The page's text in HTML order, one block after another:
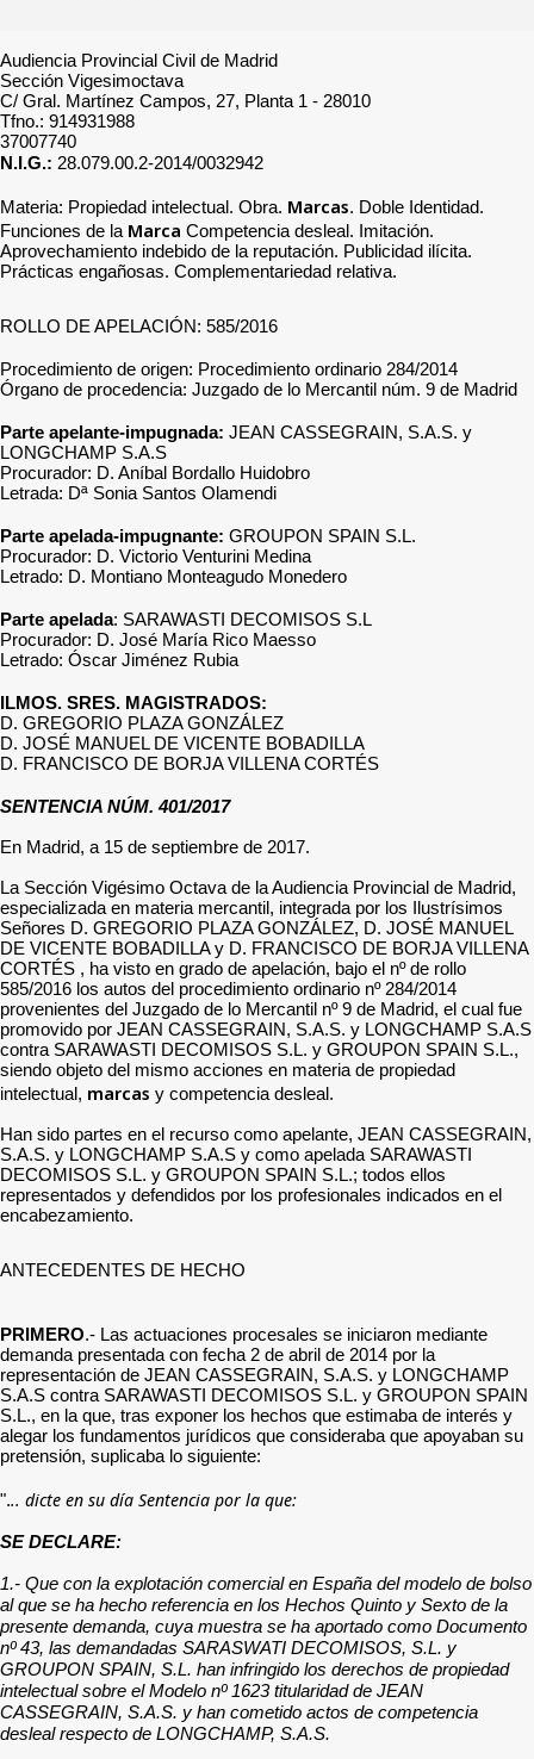
Audiencia Provincial Civil de Madrid
Sección Vigesimoctava
C/ Gral. Martínez Campos, 27, Planta 1 - 28010
Tfno.: 914931988
37007740
N.I.G.: 28.079.00.2-2014/0032942
Materia: Propiedad intelectual. Obra. Marcas. Doble Identidad.
Funciones de la Marca Competencia desleal. Imitación.
Aprovechamiento indebido de la reputación. Publicidad ilícita.
Prácticas engañosas. Complementariedad relativa.
ROLLO DE APELACIÓN: 585/2016
Procedimiento de origen: Procedimiento ordinario 284/2014
Órgano de procedencia: Juzgado de lo Mercantil núm. 9 de Madrid
Parte apelante-impugnada: JEAN CASSEGRAIN, S.A.S. y
LONGCHAMP S.A.S
Procurador: D. Aníbal Bordallo Huidobro
Letrada: Dª Sonia Santos Olamendi
Parte apelada-impugnante: GROUPON SPAIN S.L.
Procurador: D. Victorio Venturini Medina
Letrado: D. Montiano Monteagudo Monedero
Parte apelada: SARAWASTI DECOMISOS S.L
Procurador: D. José María Rico Maesso
Letrado: Óscar Jiménez Rubia
ILMOS. SRES. MAGISTRADOS:
D. GREGORIO PLAZA GONZÁLEZ
D. JOSÉ MANUEL DE VICENTE BOBADILLA
D. FRANCISCO DE BORJA VILLENA CORTÉS
SENTENCIA NÚM. 401/2017
En Madrid, a 15 de septiembre de 2017.
La Sección Vigésimo Octava de la Audiencia Provincial de Madrid,
especializada en materia mercantil, integrada por los Ilustrísimos
Señores D. GREGORIO PLAZA GONZÁLEZ, D. JOSÉ MANUEL
DE VICENTE BOBADILLA y D. FRANCISCO DE BORJA VILLENA
CORTÉS , ha visto en grado de apelación, bajo el nº de rollo
585/2016 los autos del procedimiento ordinario nº 284/2014
provenientes del Juzgado de lo Mercantil nº 9 de Madrid, el cual fue
promovido por JEAN CASSEGRAIN, S.A.S. y LONGCHAMP S.A.S
contra SARAWASTI DECOMISOS S.L. y GROUPON SPAIN S.L.,
siendo objeto del mismo acciones en materia de propiedad
intelectual, marcas y competencia desleal.
Han sido partes en el recurso como apelante, JEAN CASSEGRAIN,
S.A.S. y LONGCHAMP S.A.S y como apelada SARAWASTI
DECOMISOS S.L. y GROUPON SPAIN S.L.; todos ellos
representados y defendidos por los profesionales indicados en el
encabezamiento.
ANTECEDENTES DE HECHO
PRIMERO.- Las actuaciones procesales se iniciaron mediante
demanda presentada con fecha 2 de abril de 2014 por la
representación de JEAN CASSEGRAIN, S.A.S. y LONGCHAMP
S.A.S contra SARAWASTI DECOMISOS S.L. y GROUPON SPAIN
S.L., en la que, tras exponer los hechos que estimaba de interés y
alegar los fundamentos jurídicos que consideraba que apoyaban su
pretensión, suplicaba lo siguiente:
"... dicte en su día Sentencia por la que:
SE DECLARE:
1.- Que con la explotación comercial en España del modelo de bolso
al que se ha hecho referencia en los Hechos Quinto y Sexto de la
presente demanda, cuya muestra se ha aportado como Documento
nº 43, las demandadas SARASWATI DECOMISOS, S.L. y
GROUPON SPAIN, S.L. han infringido los derechos de propiedad
intelectual sobre el Modelo nº 1623 titularidad de JEAN
CASSEGRAIN, S.A.S. y han cometido actos de competencia
desleal respecto de LONGCHAMP, S.A.S.